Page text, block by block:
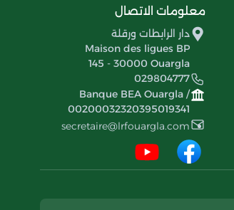
معلومات الاتصال
دار الرابطات ورقلة
Maison des ligues BP
145 - 30000 Ouargla
029804777
Banque BEA Ouargla /
00200032320395019341
secretaire@lrfouargla.com